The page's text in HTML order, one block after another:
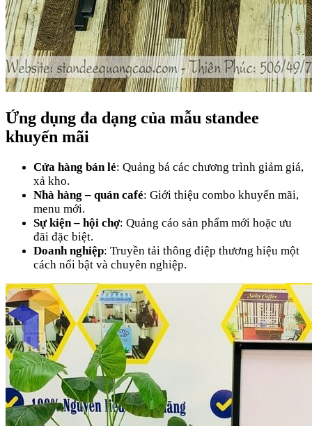
Ứng dụng đa dạng của mẫu standee
khuyến mãi
Cửa hàng bán lẻ: Quảng bá các chương trình giảm giá,
xả kho.
Nhà hàng – quán café: Giới thiệu combo khuyến mãi,
menu mới.
Sự kiện – hội chợ: Quảng cáo sản phẩm mới hoặc ưu
đãi đặc biệt.
Doanh nghiệp: Truyền tải thông điệp thương hiệu một
cách nổi bật và chuyên nghiệp.